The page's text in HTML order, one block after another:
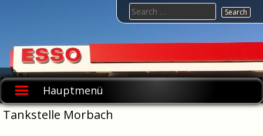
Esso-
Tankstelle-
Marx
Hauptmenü
Search
for:
Tankstelle Morbach